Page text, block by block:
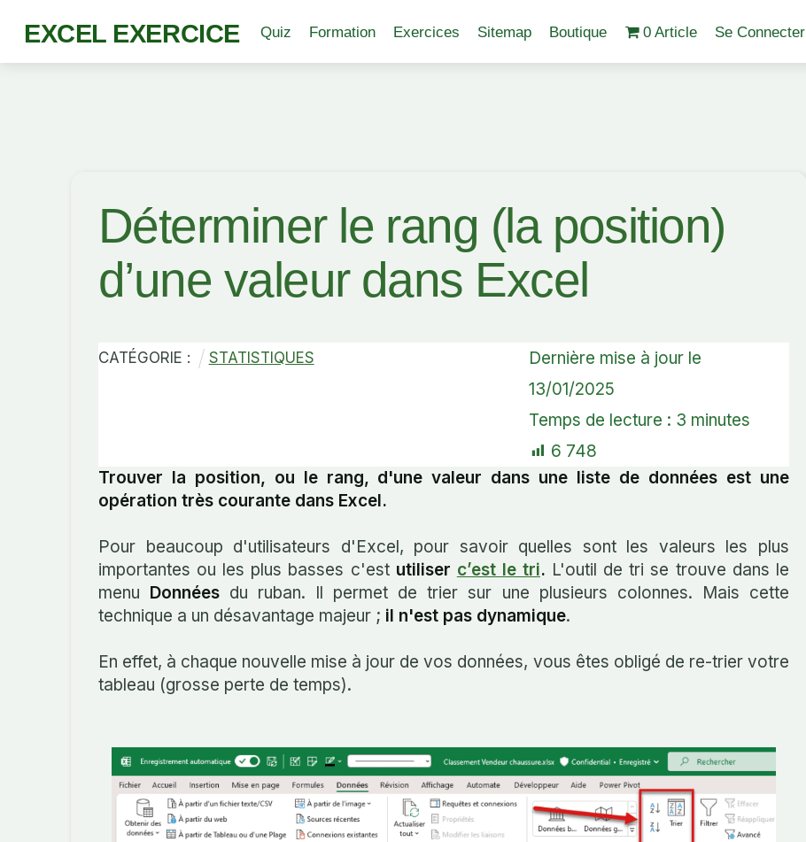
EXCEL EXERCICE Quiz Formation Exercices Sitemap Boutique 0 Article Se Connecter
Déterminer le rang (la position)
d’une valeur dans Excel
CATÉGORIE : STATISTIQUES
Dernière mise à jour le
13/01/2025
Temps de lecture : 3 minutes
6 748
Trouver la position, ou le rang, d'une valeur dans une liste de données est une
opération très courante dans Excel.
Pour beaucoup d'utilisateurs d'Excel, pour savoir quelles sont les valeurs les plus
importantes ou les plus basses c'estutiliser c’est le tri. L'outil de tri se trouve dans le
menu Données du ruban. Il permet de trier sur une plusieurs colonnes. Mais cette
technique a un désavantage majeur ; il n'est pas dynamique.
En effet, à chaque nouvelle mise à jour de vos données, vous êtes obligé de re-trier votre
tableau (grosse perte de temps).